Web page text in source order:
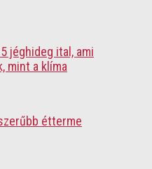
jéghideg ital, ami
mint a klíma
étterme